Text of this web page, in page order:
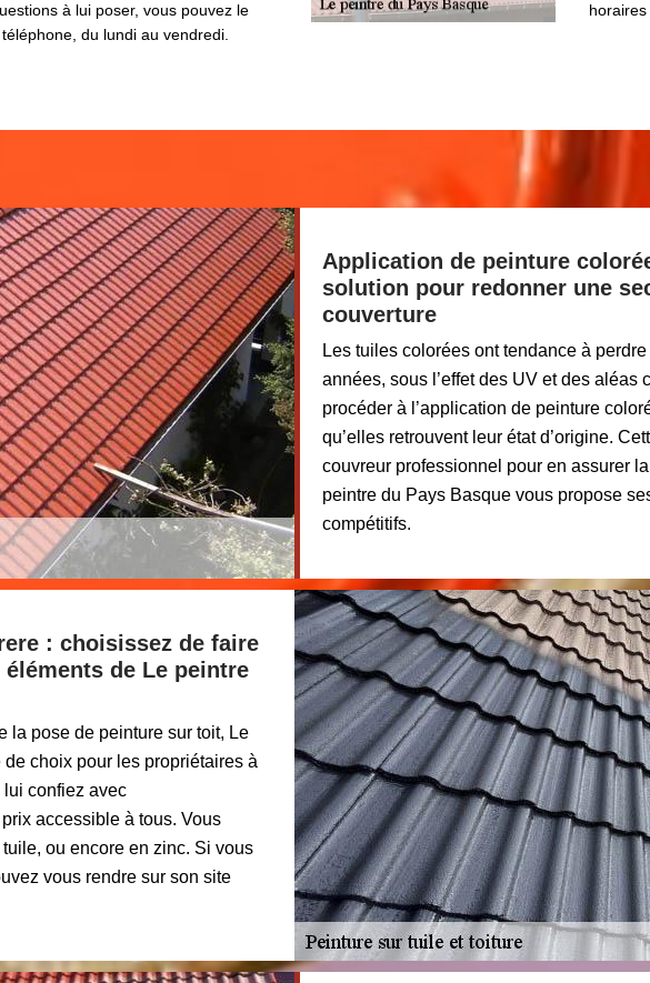
à lui poser, vous pouvez le
du lundi au vendredi.
horaires
Application de peinture
solution pour redonner une
couverture
Les tuiles colorées ont tendance à
années, sous l’effet des UV et des aléas
procéder à l’application de peinture
qu’elles retrouvent leur état d’origine.
couvreur professionnel pour en assurer
peintre du Pays Basque vous propose
compétitifs.
: choisissez de faire
de Le peintre
la pose de peinture sur toit, Le
choix pour les propriétaires à
lui confiez avec
accessible à tous. Vous
ou encore en zinc. Si vous
vous rendre sur son site